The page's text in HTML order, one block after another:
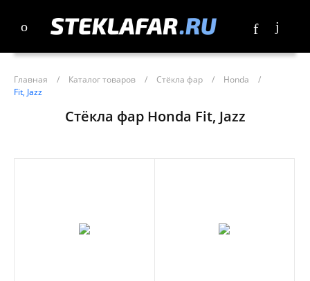
Главная / Каталог товаров / Стёкла фар / Honda
/
Fit, Jazz
Стёкла фар Honda Fit, Jazz